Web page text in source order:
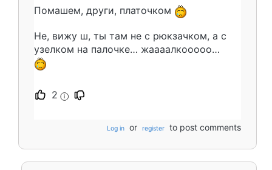
Помашем, други, платочком
Не, вижу ш, ты там не с рюкзачком, а с
узелком на палочке… жаааалкооооо…
2 i
Log in or register to post comments